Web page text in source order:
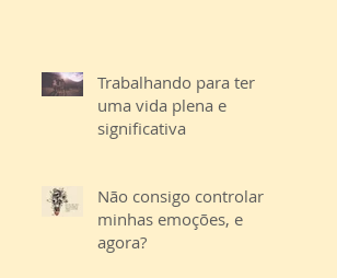
Trabalhando para ter
uma vida plena e
significativa
Não consigo controlar
minhas emoções, e
agora?